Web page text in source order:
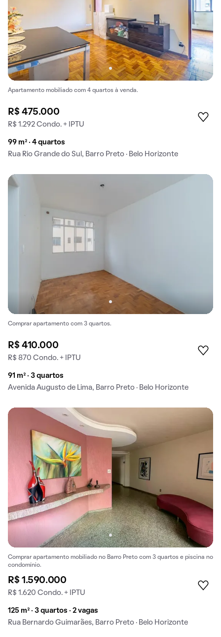
Apartamento mobiliado com 4 quartos à venda.
R$ 475.000
R$ 1.292 Condo. + IPTU
99 m² · 4 quartos
Rua Rio Grande do Sul, Barro Preto · Belo Horizonte
Comprar apartamento com 3 quartos.
R$ 410.000
R$ 870 Condo. + IPTU
91 m² · 3 quartos
Avenida Augusto de Lima, Barro Preto · Belo Horizonte
Comprar apartamento mobiliado no Barro Preto com 3 quartos e piscina no
condomínio.
R$ 1.590.000
R$ 1.620 Condo. + IPTU
125 m² · 3 quartos · 2 vagas
Rua Bernardo Guimarães, Barro Preto · Belo Horizonte